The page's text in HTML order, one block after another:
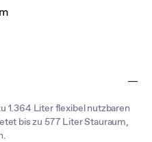
1.364 Liter flexibel nutzbaren
bis zu 577 Liter Stauraum,